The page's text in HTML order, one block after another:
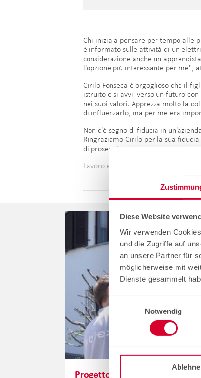
Diese Website
Wir verwenden
und die Zugriffe auf
an unsere Partner für
möglicherweise mit
Dienste gesammelt
Notwendig
Chi inizia a pensare per tempo alle
è informato sulle attività di un
considerazione anche un
l'opzione più interessante per me",
Cirilo Fonseca è orgoglioso che il
istruito e si avvii verso un futuro
nei suoi valori. Apprezza molto la
di influenzarlo, ma per me era
Non c'è segno di fiducia in
Ringraziamo Cirilo per la sua
di proseguire, come sempre, con
Lavoro e carriera presso cablex
Progetto di riferimento per